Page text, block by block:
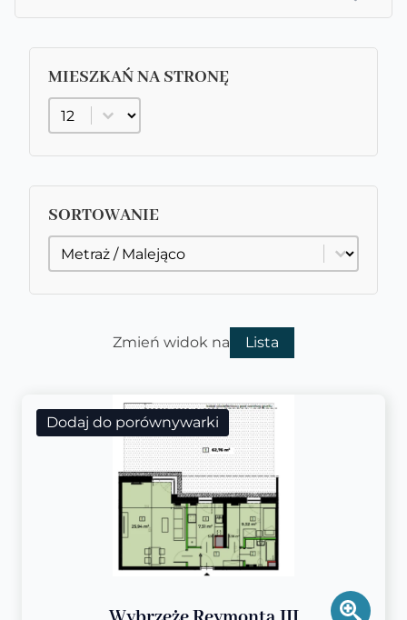
MIESZKAŃ NA STRONĘ
Mieszkań na stronę
SORTOWANIE
SORTOWANIE
Sortowanie
Zmień widok na Lista
Dodaj do porównywarki